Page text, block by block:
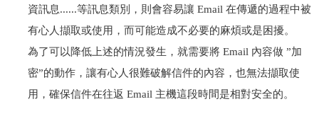
資訊息......等訊息類別，則會容易讓 Email 在傳遞的過程中被
有心人擷取或使用，而可能造成不必要的麻煩或是困擾。
為了可以降低上述的情況發生，就需要將 Email 內容做 ”加
密”的動作，讓有心人很難破解信件的內容，也無法擷取使
用，確保信件在往返 Email 主機這段時間是相對安全的。